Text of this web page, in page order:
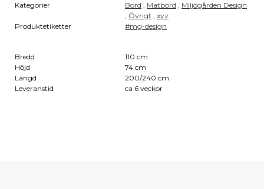
Kategorier
Bord , Matbord , Miljögården Design
, Övrigt ,xyz
Produktetiketter
#mg-design
Bredd
110 cm
Höjd
74 cm
Längd
200/240 cm
Leveranstid
ca 6 veckor